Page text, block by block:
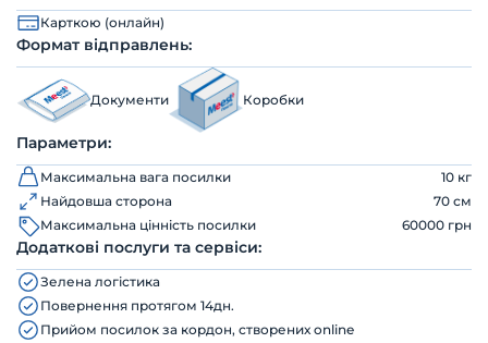
Карткою (онлайн)
Формат відправлень:
Документи Коробки
Параметри:
Максимальна вага посилки
10 кг
Найдовша сторона
70 см
Максимальна цінність посилки
60000 грн
Додаткові послуги та сервіси:
Зелена логістика
Повернення протягом 14дн.
Прийом посилок за кордон, створених online